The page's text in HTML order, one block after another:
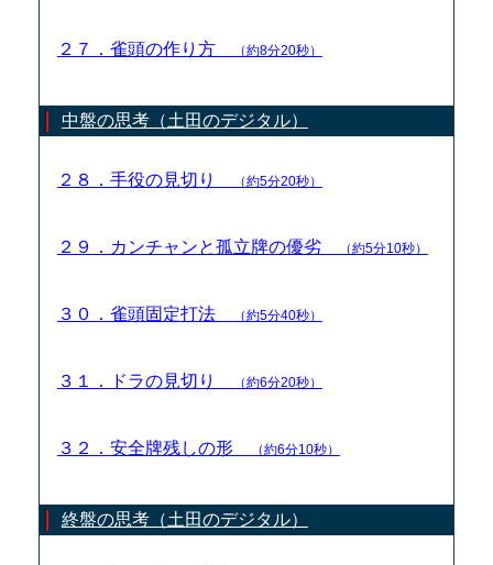
２７．雀頭の作り方 （約8分20秒）
中盤の思考（土田のデジタル）
２８．手役の見切り （約5分20秒）
２９．カンチャンと孤立牌の優劣 （約5分10秒）
３０．雀頭固定打法 （約5分40秒）
３１．ドラの見切り （約6分20秒）
３２．安全牌残しの形 （約6分10秒）
終盤の思考（土田のデジタル）